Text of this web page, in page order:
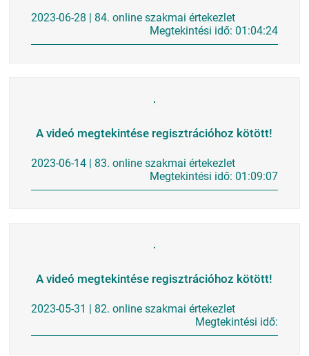
2023-06-28 | 84. online szakmai értekezlet
Megtekintési idő: 01:04:24
A videó megtekintése regisztrációhoz kötött!
2023-06-14 | 83. online szakmai értekezlet
Megtekintési idő: 01:09:07
A videó megtekintése regisztrációhoz kötött!
2023-05-31 | 82. online szakmai értekezlet
Megtekintési idő: